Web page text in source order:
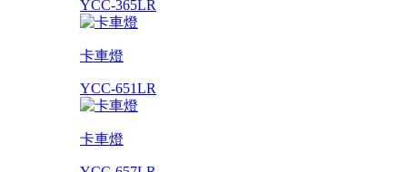
YCC-365LR
卡車燈
YCC-651LR
卡車燈